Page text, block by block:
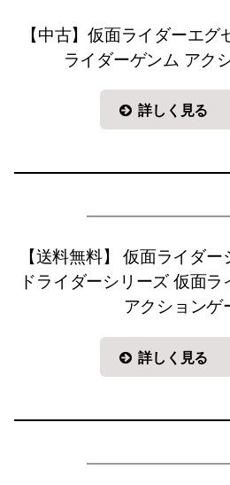
【中古】仮面ライダーエ
ライダーゲンム アク
詳しく見る
【送料無料】 仮面ライダ
ドライダーシリーズ 仮面
アクションゲ
詳しく見る